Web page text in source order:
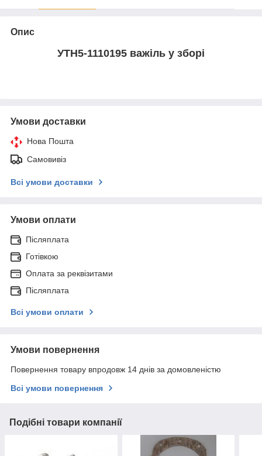
Опис
УТН5-1110195 важіль у зборі
Умови доставки
Нова Пошта
Самовивіз
Всі умови доставки
Умови оплати
Післяплата
Готівкою
Оплата за реквізитами
Післяплата
Всі умови оплати
Умови повернення
Повернення товару впродовж 14 днів за домовленістю
Всі умови повернення
Подібні товари компанії